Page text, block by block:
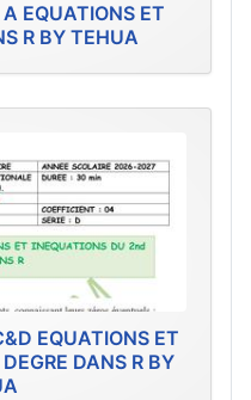
EQUATIONS ET
R BY TEHUA
EQUATIONS ET
DANS R BY